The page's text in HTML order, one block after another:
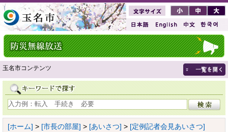
玉名市コンテンツ
[ホーム] > [市長の部屋] > [あいさつ] > [定例記者会見あいさつ]